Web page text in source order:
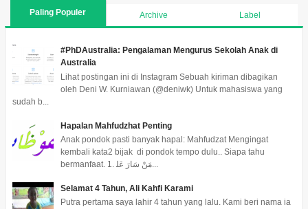
Paling Populer Archive Label
#PhDAustralia: Pengalaman Mengurus Sekolah Anak di
Australia
Lihat postingan ini di Instagram Sebuah kiriman dibagikan
oleh Deni W. Kurniawan (@deniwk) Untuk mahasiswa yang
sudah b...
Hapalan Mahfudzhat Penting
Anak pondok pasti banyak hapal: Mahfudzat Mengingat
kembali kata2 bijak di pondok tempo dulu.. Siapa tahu
bermanfaat. 1. ﻣَﻦْ ﺳَﺎﺭَ ﻋَﻠ...
Selamat 4 Tahun, Ali Kahfi Karami
Putra pertama saya lahir 4 tahun yang lalu. Kami beri nama ia